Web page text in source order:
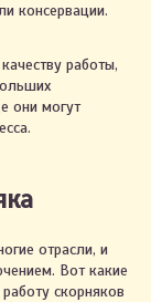
консервации.
работы,
они могут
отрасли, и
Вот какие
скорняков